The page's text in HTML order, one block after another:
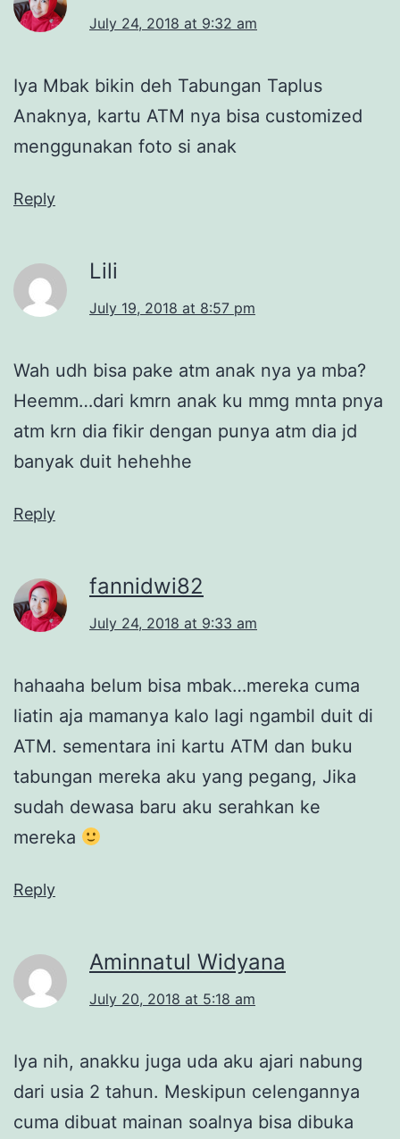
July 24, 2018 at 9:32 am
Iya Mbak bikin deh Tabungan Taplus
Anaknya, kartu ATM nya bisa customized
menggunakan foto si anak
Reply
Lili
July 19, 2018 at 8:57 pm
Wah udh bisa pake atm anak nya ya mba?
Heemm…dari kmrn anak ku mmg mnta pnya
atm krn dia fikir dengan punya atm dia jd
banyak duit hehehhe
Reply
fannidwi82
July 24, 2018 at 9:33 am
hahaaha belum bisa mbak…mereka cuma
liatin aja mamanya kalo lagi ngambil duit di
ATM. sementara ini kartu ATM dan buku
tabungan mereka aku yang pegang, Jika
sudah dewasa baru aku serahkan ke
mereka
Reply
Aminnatul Widyana
July 20, 2018 at 5:18 am
Iya nih, anakku juga uda aku ajari nabung
dari usia 2 tahun. Meskipun celengannya
cuma dibuat mainan soalnya bisa dibuka